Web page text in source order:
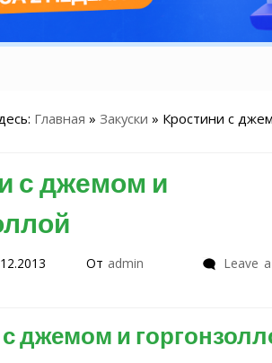
Главная » Закуски » Кростини с
с джемом и
От admin
Leave a
джемом и